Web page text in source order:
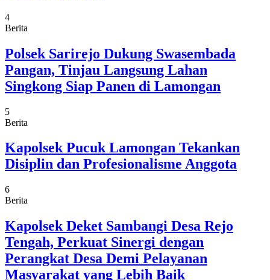
4
Berita
Polsek Sarirejo Dukung Swasembada
Pangan, Tinjau Langsung Lahan
Singkong Siap Panen di Lamongan
5
Berita
Kapolsek Pucuk Lamongan Tekankan
Disiplin dan Profesionalisme Anggota
6
Berita
Kapolsek Deket Sambangi Desa Rejo
Tengah, Perkuat Sinergi dengan
Perangkat Desa Demi Pelayanan
Masyarakat yang Lebih Baik